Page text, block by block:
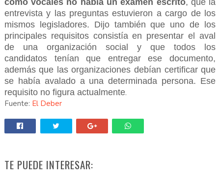
como vocales no había un examen escrito, que la
entrevista y las preguntas estuvieron a cargo de los
mismos legisladores. Dijo también que uno de los
principales requisitos consistía en presentar el aval
de una organización social y que todos los
candidatos tenían que entregar ese documento,
además que las organizaciones debían certificar que
se había avalado a una determinada persona. Ese
requisito no figura actualmente.
Fuente: El Deber
TE PUEDE INTERESAR: